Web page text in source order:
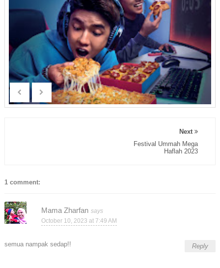
Next
Festival Ummah Mega
Haflah 2023
1 comment:
Mama Zharfan
October 10, 2023 at 7:49 AM
semua nampak sedap!! Reply